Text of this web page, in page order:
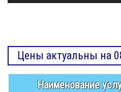
Цены актуальны на
Наименование